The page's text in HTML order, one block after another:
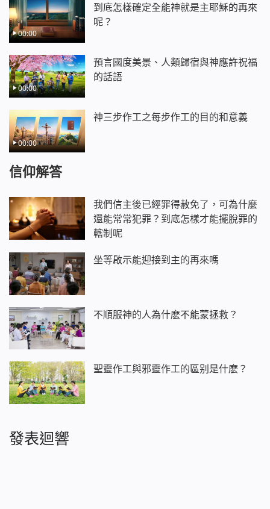
00:00
到底怎樣確定全能神就是主耶穌的再來
呢？
00:00
預言國度美景、人類歸宿與神應許祝福
的話語
00:00
神三步作工之每步作工的目的和意義
信仰解答
我們信主後已經罪得赦免了，可為什麼
還能常常犯罪？到底怎樣才能擺脫罪的
轄制呢
坐等啟示能迎接到主的再來嗎
不順服神的人為什麽不能蒙拯救？
聖靈作工與邪靈作工的區别是什麽？
發表迴響